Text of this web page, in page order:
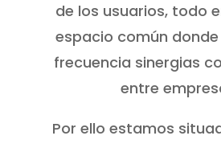
de los usuarios, todo
espacio común
frecuencia sinergias
entre
Por ello estamos